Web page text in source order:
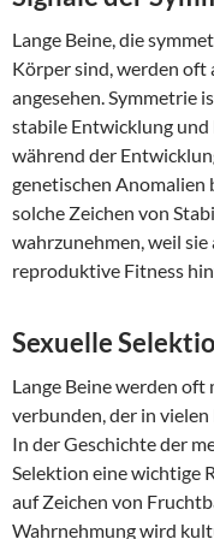
Lange Beine, die
Körper sind, werden oft
angesehen. Symmetrie
stabile Entwicklung und
während der
genetischen Anomalien
solche Zeichen von
wahrzunehmen, weil
reproduktive Fitness
Sexuelle
Lange Beine werden
verbunden, der in
In der Geschichte der
Selektion eine wichtige
auf Zeichen von
Wahrnehmung wird